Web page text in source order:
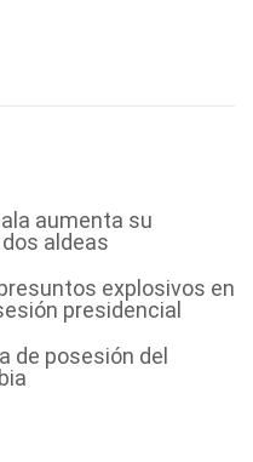
aumenta su
aldeas
explosivos en
presidencial
de posesión del